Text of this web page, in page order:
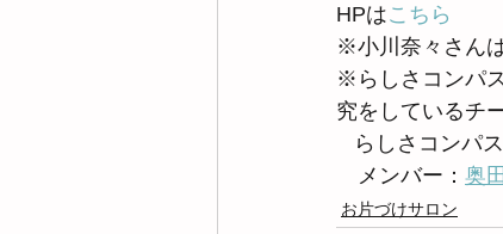
HPはこちら
※小川奈々さん
※らしさコンパ
究をしているチ
らしさコンパ
メンバー： 奥
お片づけサロン